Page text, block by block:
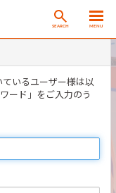
SEARCH MENU
いるユーザー様は以
ード」をご入力のう